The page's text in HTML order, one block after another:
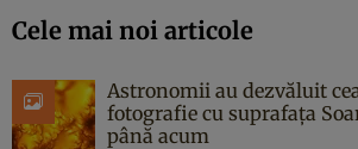
Cele mai noi articole
Astronomii au dezvăluit
fotografie cu suprafața
până acum